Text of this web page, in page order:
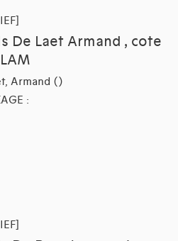
De Laet Armand , cote
Armand ()
: